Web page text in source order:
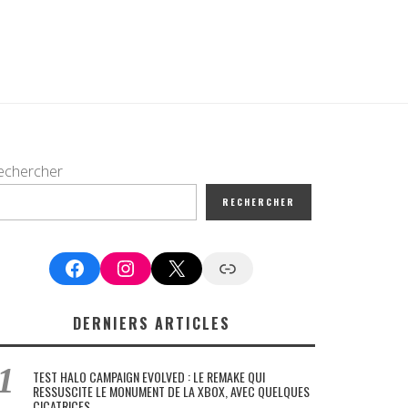
RECHERCHER
FacebookInstagram
X Google News
DERNIERS ARTICLES
TEST HALO CAMPAIGN EVOLVED : LE REMAKE QUI
RESSUSCITE LE MONUMENT DE LA XBOX, AVEC QUELQUES